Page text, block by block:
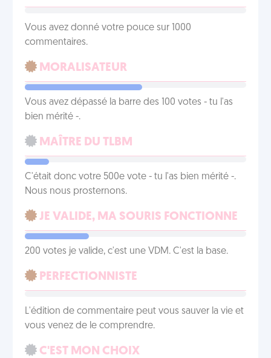
Vous avez donné votre pouce sur 1000
commentaires.
MORALISATEUR
Vous avez dépassé la barre des 100 votes - tu l'as
bien mérité -.
MAÎTRE DU TLBM
C'était donc votre 500e vote - tu l'as bien mérité -.
Nous nous prosternons.
JE VALIDE, MA SOURIS FONCTIONNE
200 votes je valide, c'est une VDM. C'est la base.
PERFECTIONNISTE
L'édition de commentaire peut vous sauver la vie et
vous venez de le comprendre.
C'EST MON CHOIX